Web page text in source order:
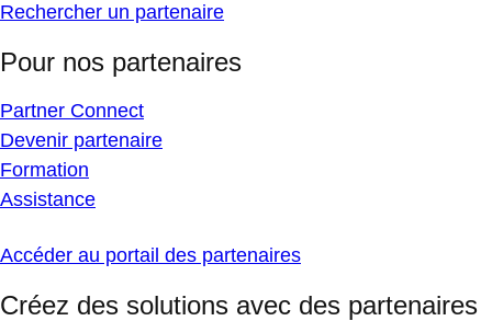
Rechercher un partenaire
Pour nos partenaires
Partner Connect
Devenir partenaire
Formation
Assistance
Accéder au portail des partenaires
Créez des solutions avec des partenaires